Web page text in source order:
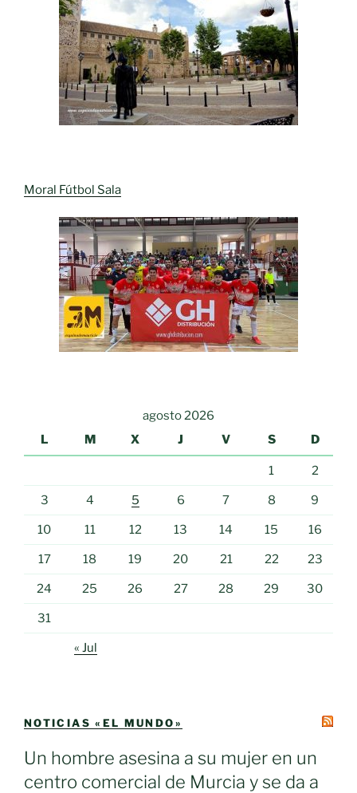
Moral Fútbol Sala
agosto 2026
L
M X J V S D
1 2
3 4 5 6 7 8 9
10 11 12 13 14 15 16
17 18 19 20 21 22 23
24 25 26 27 28 29 30
31
« Jul
NOTICIAS «EL MUNDO»
Un hombre asesina a su mujer en un
centro comercial de Murcia y se da a